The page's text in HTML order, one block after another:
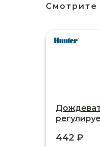
Смотрите
442 ₽